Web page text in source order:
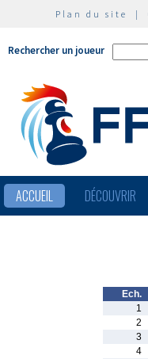
Plan du site |
Rechercher un joueur
ACCUEIL DÉCOUVRIR
Ech.
1
2
3
4